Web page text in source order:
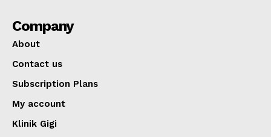
Company
About
Contact us
Subscription Plans
My account
Klinik Gigi